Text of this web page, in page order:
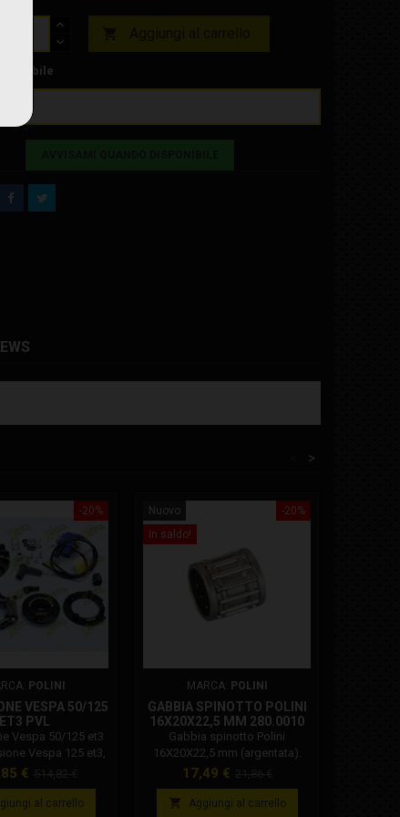
>
-20%
POLINI
VESPA 50/125
ET3 PVL
Vespa 50/125 et3
Vespa 125 et3,
diametro 20 mm
Vespa per: Vespa,
2t pk, Vespa 125 2t
€
base
al carrello
-20%
Nuovo
In saldo!
MARCA: POLINI
GABBIA SPINOTTO POLINI
16X20X22,5 MM 280.0010
Gabbia spinotto Polini
16X20X22,5 mm (argentata).
Codice Polini: 280.0010 Gabbia
spinotto Polini per: Cagiva,
Cagiva Freccia 125 C10, Cagiva
Prezzo
17,49 €
base
 Aggiungi al carrello